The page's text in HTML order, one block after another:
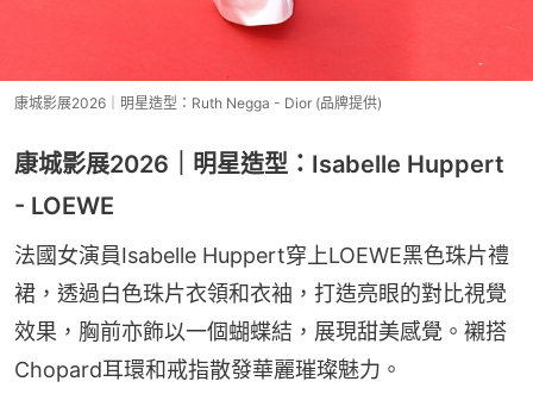
康城影展2026｜明星造型：Ruth Negga - Dior (品牌提供)
康城影展2026｜明星造型：Isabelle Huppert
- LOEWE
法國女演員Isabelle Huppert穿上LOEWE黑色珠片禮
裙，透過白色珠片衣領和衣袖，打造亮眼的對比視覺
效果，胸前亦飾以一個蝴蝶結，展現甜美感覺。襯搭
Chopard耳環和戒指散發華麗璀璨魅力。